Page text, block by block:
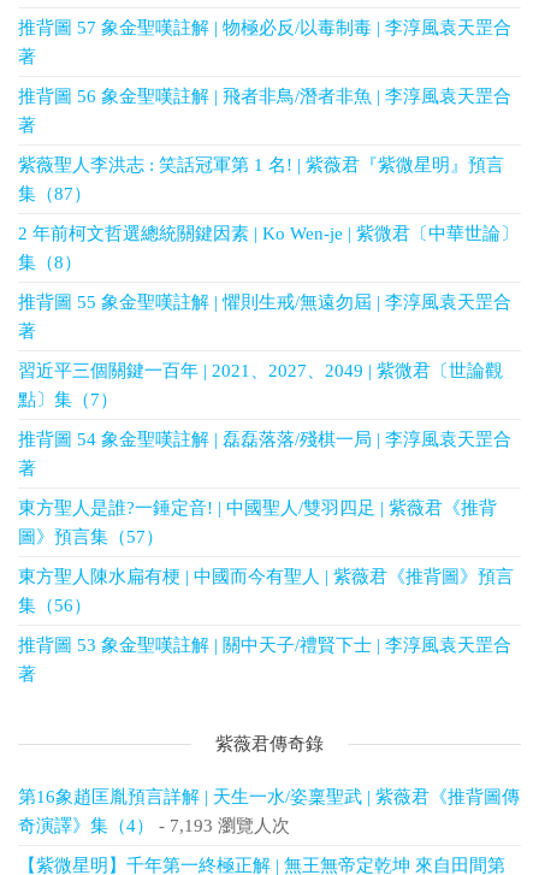
推背圖 57 象金聖嘆註解 | 物極必反/以毒制毒 | 李淳風袁天罡合
著
推背圖 56 象金聖嘆註解 | 飛者非鳥/潛者非魚 | 李淳風袁天罡合
著
紫薇聖人李洪志 : 笑話冠軍第 1 名! | 紫薇君『紫微星明』預言
集（87）
2 年前柯文哲選總統關鍵因素 | Ko Wen-je | 紫微君〔中華世論〕
集（8）
推背圖 55 象金聖嘆註解 | 懼則生戒/無遠勿屆 | 李淳風袁天罡合
著
習近平三個關鍵一百年 | 2021、2027、2049 | 紫微君〔世論觀
點〕集（7）
推背圖 54 象金聖嘆註解 | 磊磊落落/殘棋一局 | 李淳風袁天罡合
著
東方聖人是誰?一錘定音! | 中國聖人/雙羽四足 | 紫薇君《推背
圖》預言集（57）
東方聖人陳水扁有梗 | 中國而今有聖人 | 紫薇君《推背圖》預言
集（56）
推背圖 53 象金聖嘆註解 | 關中天子/禮賢下士 | 李淳風袁天罡合
著
紫薇君傳奇錄
第16象趙匡胤預言詳解 | 天生一水/姿稟聖武 | 紫薇君《推背圖傳
奇演譯》集（4）
- 7,193 瀏覽人次
【紫微星明】千年第一終極正解 | 無王無帝定乾坤 來自田間第